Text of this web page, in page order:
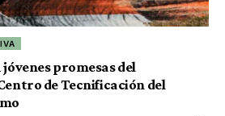
promesas del
de Tecnificación del